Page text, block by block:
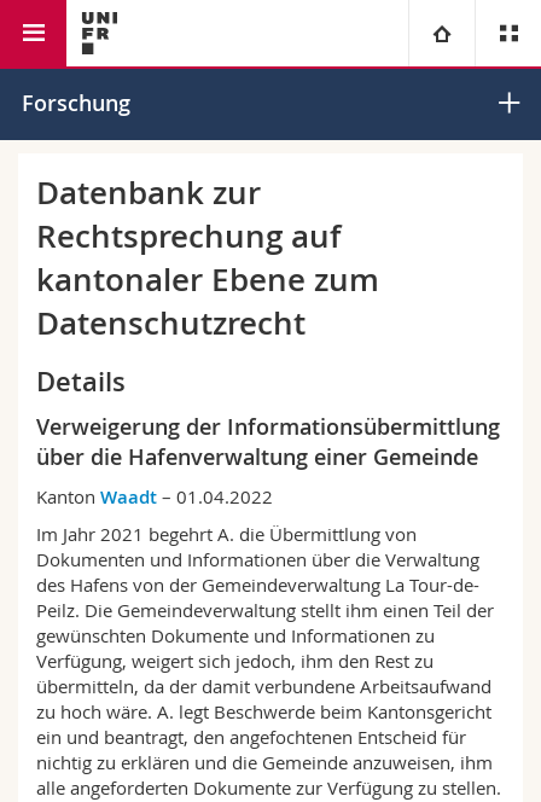
Universität
Campus
Forschung
Weiterbildung
Theologische Fak.
Rechtswissenschaftliche Fak.
Philosophische Fak.
Fak. für Erziehungs- und Bildungswissenschaften
Math.-Nat. und Med. Fak.
Interfakultär
Informationen für
Studieninteressierte
Medien
Forschende
Mitarbeitende
Doktorierende
Ressourcen
Ortsplan
Bibliotheken
Webmail
Vorlesungsverzeichnis
MyUnifr
Rechtswissenschaftliche Fakultät Institut für Europarecht
Forschung
Datenbank zur
Rechtsprechung auf
kantonaler Ebene zum
Datenschutzrecht
Details
Verweigerung der Informationsübermittlung
über die Hafenverwaltung einer Gemeinde
Kanton Waadt – 01.04.2022
Im Jahr 2021 begehrt A. die Übermittlung von
Dokumenten und Informationen über die Verwaltung
des Hafens von der Gemeindeverwaltung La Tour-de-
Peilz. Die Gemeindeverwaltung stellt ihm einen Teil der
gewünschten Dokumente und Informationen zu
Verfügung, weigert sich jedoch, ihm den Rest zu
übermitteln, da der damit verbundene Arbeitsaufwand
zu hoch wäre. A. legt Beschwerde beim Kantonsgericht
ein und beantragt, den angefochtenen Entscheid für
nichtig zu erklären und die Gemeinde anzuweisen, ihm
alle angeforderten Dokumente zur Verfügung zu stellen.